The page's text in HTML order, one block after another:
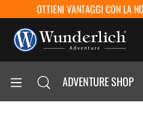
OTTIENI VANTAGGI CON LA
ADVENTURE SHOP